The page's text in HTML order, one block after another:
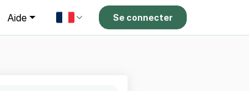
Aide Se connecter